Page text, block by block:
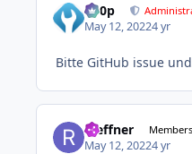
d00p
May 12, 20224 yr
Bitte GitHub issue
rseffner Members
May 12, 20224 yr